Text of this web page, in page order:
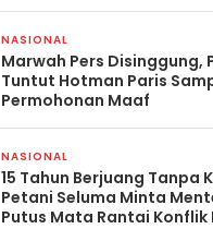
NASIONAL
Marwah Pers Disinggung,
Tuntut Hotman Paris
Permohonan Maaf
NASIONAL
15 Tahun Berjuang Tanpa
Petani Seluma Minta
Putus Mata Rantai Konflik